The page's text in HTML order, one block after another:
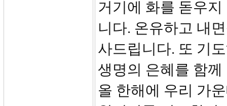
거기에 화를 돋우
니다. 온유하고 내
사드립니다. 또 기
생명의 은혜를 함
올 한해에 우리 가